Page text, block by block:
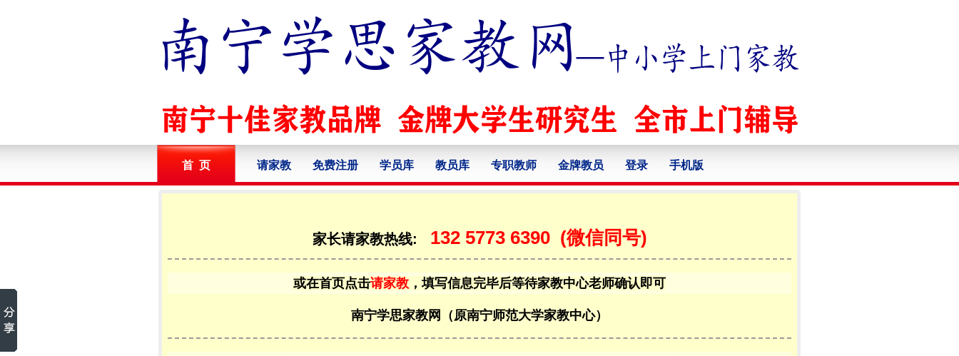
首 页 请家教 免费注册 学员库 教员库 专职教师 金牌教员 登录 手机版
家长请家教热线: 132 5773 6390(微信同号)
或在首页点击请家教 ，填写信息完毕后等待家教中心老师确认即可
南宁学思家教网（原南宁师范大学家教中心）